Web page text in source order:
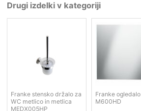
Drugi izdelki v kategoriji
Franke stensko držalo za
WC metlico in metlica
MEDX005HP
Franke ogledalo
M600HD